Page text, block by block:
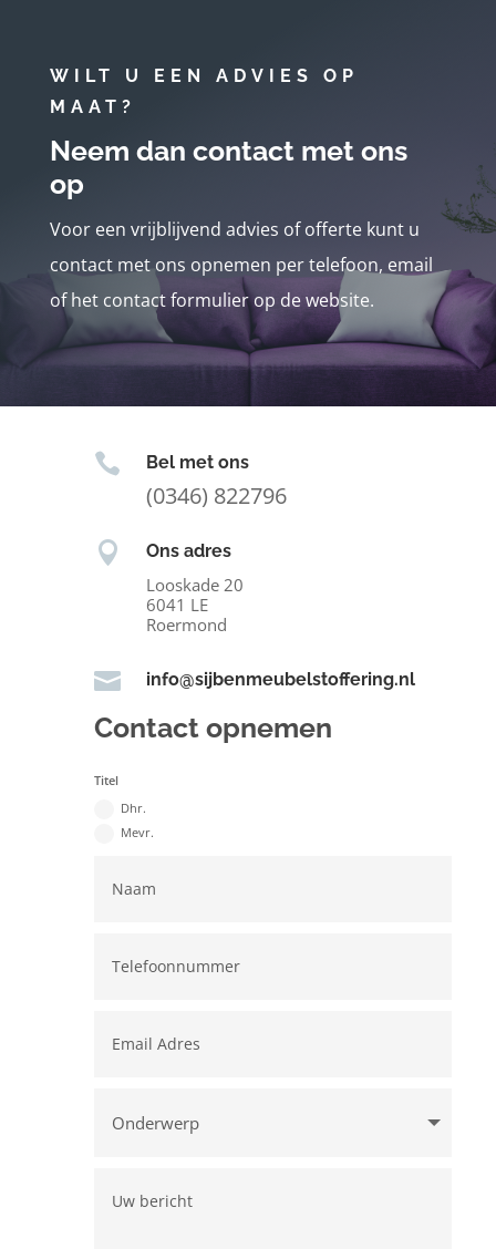
WILT U EEN ADVIES OP
MAAT?
Neem dan contact met ons
op
Voor een vrijblijvend advies of offerte kunt u
contact met ons opnemen per telefoon, email
of het contact formulier op de website.
 Bel met ons
(0346) 822796
 Ons adres
Looskade 20
6041 LE
Roermond
 info@sijbenmeubelstoffering.nl
Contact opnemen
Titel
Dhr.
Mevr.